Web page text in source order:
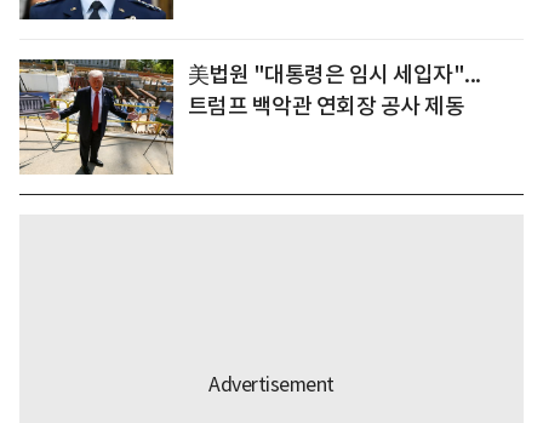
美법원 "대통령은 임시 세입자"...
트럼프 백악관 연회장 공사 제동